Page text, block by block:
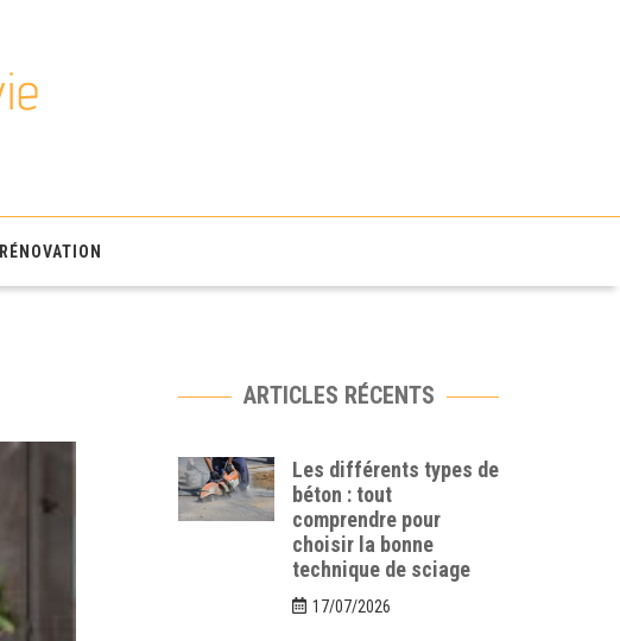
RÉNOVATION
ARTICLES RÉCENTS
Les différents types de
béton : tout
comprendre pour
choisir la bonne
technique de sciage
17/07/2026